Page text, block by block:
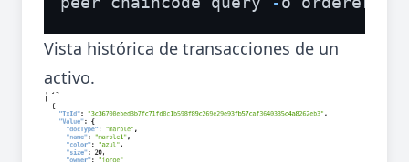
Vista histórica de transacciones de un
activo.